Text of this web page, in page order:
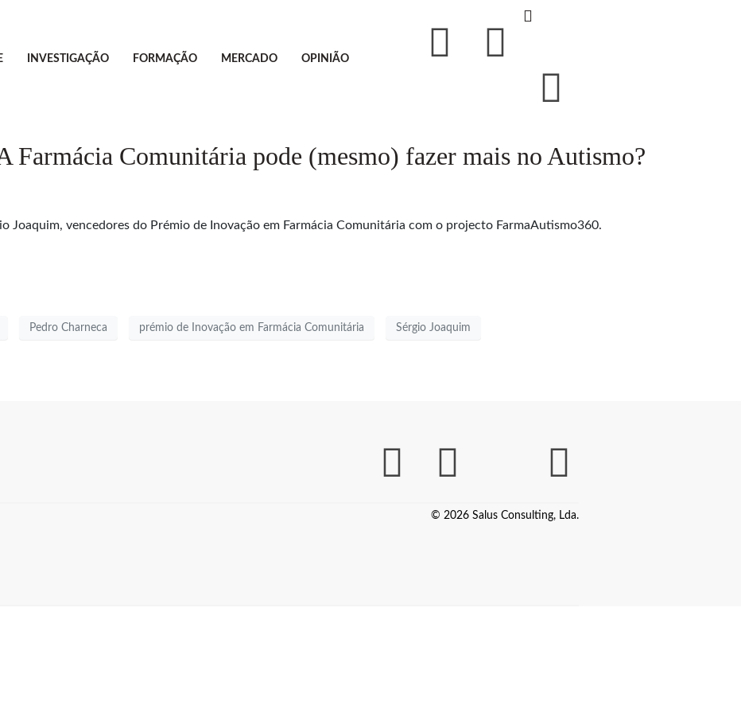
INVESTIGAÇÃO FORMAÇÃO MERCADO OPINIÃO
Comunitária pode (mesmo) fazer mais no Autismo?
Joaquim, vencedores do Prémio de Inovação em Farmácia Comunitária com o projecto FarmaAutismo360.
Pedro Charneca prémio de Inovação em Farmácia Comunitária Sérgio Joaquim
© 2026 Salus Consulting, Lda.